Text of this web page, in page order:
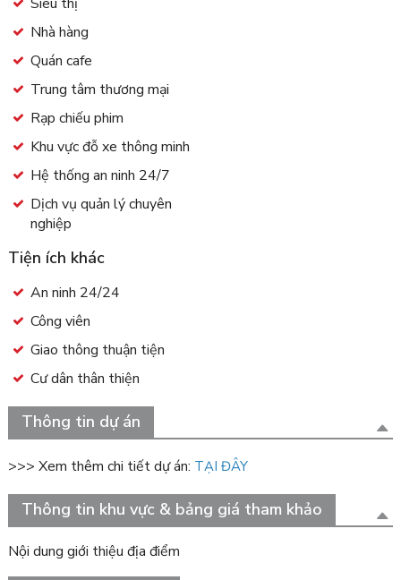
Nhà hàng
Quán cafe
Trung tâm thương mại
Rạp chiếu phim
Khu vực đỗ xe thông minh
Hệ thống an ninh 24/7
Dịch vụ quản lý chuyên
nghiệp
Tiện ích khác
An ninh 24/24
Công viên
Giao thông thuận tiện
Cư dân thân thiện
Thông tin dự án
>>> Xem thêm chi tiết dự án: TẠI ĐÂY
Thông tin khu vực & bảng giá tham khảo
Nội dung giới thiệu địa điểm